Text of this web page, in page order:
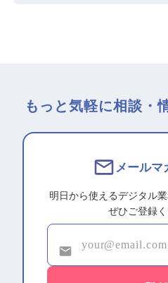
もっと気軽に相談・
メールマ
明日から使えるデジタル
ぜひご登録く